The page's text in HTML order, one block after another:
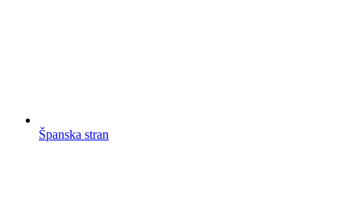
Španska stran